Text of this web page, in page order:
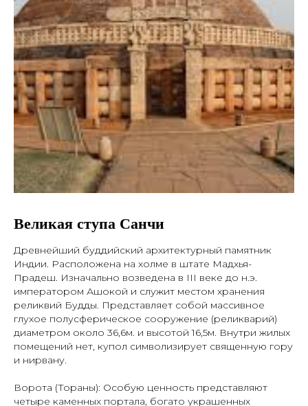
Великая ступа Санчи
Древнейший буддийский архитектурный памятник
Индии. Расположена на холме в штате Мадхья-
Прадеш. Изначально возведена в III веке до н.э.
императором Ашокой и служит местом хранения
реликвий Будды. Представляет собой массивное
глухое полусферическое сооружение (реликварий)
диаметром около 36,6м. и высотой 16,5м. Внутри жилых
помещений нет, купол символизирует священную гору
и нирвану.
Ворота (Тораны): Особую ценность представляют
четыре каменных портала, богато украшенных